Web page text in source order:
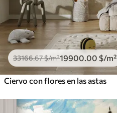
33166.67$/m²19900.00 $/m²
Ciervo con flores en las astas